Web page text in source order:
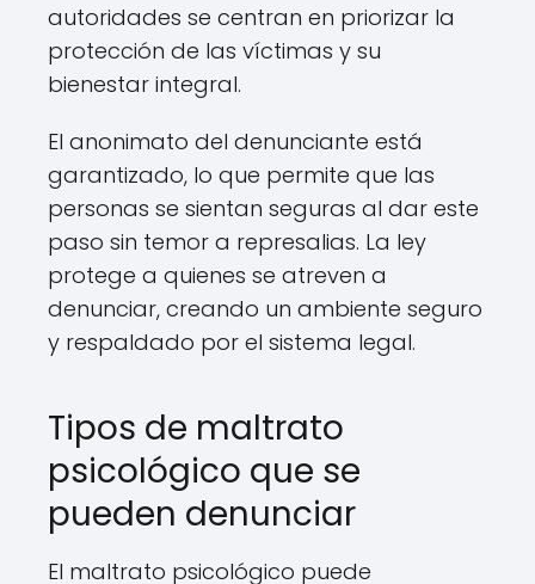
autoridades se centran en priorizar la
protección de las víctimas y su
bienestar integral.
El anonimato del denunciante está
garantizado, lo que permite que las
personas se sientan seguras al dar este
paso sin temor a represalias. La ley
protege a quienes se atreven a
denunciar, creando un ambiente seguro
y respaldado por el sistema legal.
Tipos de maltrato
psicológico que se
pueden denunciar
El maltrato psicológico puede